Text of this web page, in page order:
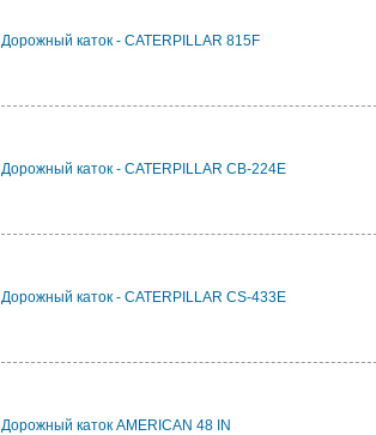
Дорожный каток - CATERPILLAR 815F
Дорожный каток - CATERPILLAR CB-224E
Дорожный каток - CATERPILLAR CS-433E
Дорожный каток AMERICAN 48 IN